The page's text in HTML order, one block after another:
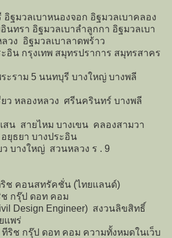
อิฐมวลเบาหนองจอก อิฐมวลเบาคลอง
นทรา อิฐมวลเบาลำลูกกา อิฐมวลเบา
วง อิฐมวลเบาลาดพร้าว
อิน กรุงเทพ สมุทรปราการ สมุทรสาคร
ะราม 5 นนทบุรี บางใหญ่ บางพลี
ยว หลองหลวง ศรีนครินทร์ บางพลี
สน สายไหม บางเขน คลองสามวา
ยุธยา บางประอิน
บางใหญ่ สวนหลวง ร . 9
ช คอนสทรัคชั่น (ไทยแลนด์)
กรุ๊ป ดอท คอม
Design Engineer) สงวนลิขสิทธิ์
แพร่
ริช กรุ๊ป ดอท คอม ความทั้งหมดในเว็บ